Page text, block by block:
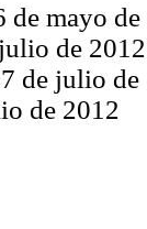
de mayo
de 2012
de julio de
de 2012